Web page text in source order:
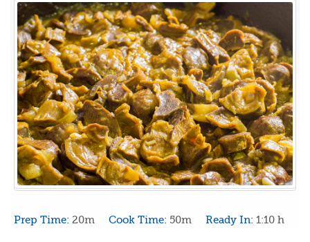
Prep Time: 20m Cook Time: 50m Ready In: 1:10 h